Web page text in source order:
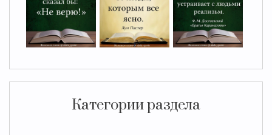
Категории раздела